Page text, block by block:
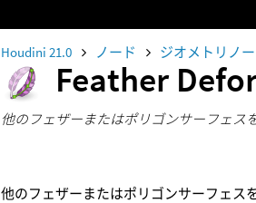
Houdini 21.0 ノード ジオメトリノ
Feather
他のフェザーまたはポリゴンサーフェス
他のフェザーまたはポリゴンサーフェス